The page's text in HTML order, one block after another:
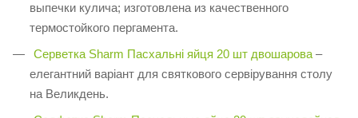
выпечки кулича; изготовлена из качественного
термостойкого пергамента.
Серветка Sharm Пасхальні яйця 20 шт двошарова –
елегантний варіант для святкового сервірування столу
на Великдень.